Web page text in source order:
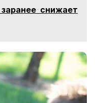
снижает